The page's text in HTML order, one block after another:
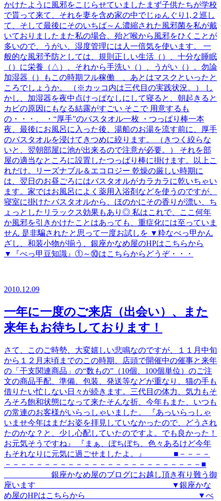
かけたように風邪をこじらせていましたまず子供たちが学校
で貰って来て、それを妻を含め家の中でじゅんぐり1,２巡し
て、そして最後にそのいちば～ん濃縮された風邪菌を私が戴
いておりましたまた私の場合、殆ど喉から風邪をひくことが
多いので、うがい、湿度管理には人一倍気を使います。 一
般的な風邪予防としては、規則正しい生活（）、十分な睡眠
（）に栄養（△）、それから手洗い（）、うがい（）。勿論
加湿器（）もこの時期フル稼働 、あとはマスクといったと
ころでしょうか。 （※カッコ内は三代目の実践状況。） し
かし、加湿器を夜中点けっぱなしにして寝ると、朝起きると
カビの原因にもなる結露がすごい そこで 用意するも
の・・・、 ・“厚手”のバスタオル一枚 ・つっぱり棒一本
夜、最後にお風呂に入った後、湯船のお湯を流す前に、厚手
のバスタオルを浸けてきつめに絞ります。 （きつく絞らな
いと、翌朝部屋に池が出来るので注意が必要。） それを部
屋の適当なところに設置したつっぱり棒に掛けます。以上こ
れだけ。リーズナブル＆エコロジー 乾燥の厳しい時期に
は、翌日のお昼ごろにはバスタオルがカラカラに乾いちゃい
ます。家ではお風呂によく薬用入浴剤などを使うのですが、
寝室に掛けたバスタオルから、ほのかにその香りが漂い、ち
ょっとしたリラックス効果もあり◎ 私はこれで、ここ何年
か風邪を引きかけたことはあっても、重症化には至っていま
せん 是非騙されたと思って一度お試しを ▼粋なべっ甲かん
ざし、和装小物が揃う、銀座かなめ屋のHPはこちらから
▼『べっ甲豆知識』①～⑩はこちらからどうぞ・・・
2010.12.09
一年に一度のご来店（出会い）、また
来年もお待ちしております！
さて、このご時勢、大変嬉しい悲鳴なのですが、１１月中旬
から１２月末頃までのこの時期、店頭で開催中の催事と来年
の「干支関連商品」の“数もの”（10個、100個単位）のご注
文の商品手配、準備、包装、発送等などが重なり、猫の手も
借りたい忙しない日々が続きます。三代目の体力、気力もそ
ろそろ飽和状態になって来たそんな折、今年もまた、いつも
の常連のお客様がいらっしゃいました。 『あっいらっしゃ
いませ今年はまだお姿を拝見していなかったので、どうされ
たのかな？と、少し心配していたのですよ。でも良かった！
お元気そうですね』 『まぁ、ぼちぼち、色々あるけど今年
もそれなりに元気に過ごせましたよ。』 ■－－－－
－－－－－－－－－－－－－－－－－－－－－－－－－■
銀座かなめ屋のブログにお越し頂き有り難う御
座います ▼銀座かな
め屋のHPはこちらから ▼べ